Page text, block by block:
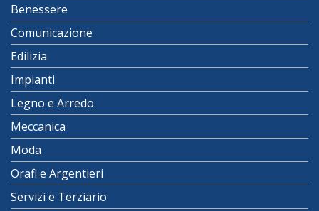
Benessere
Comunicazione
Edilizia
Impianti
Legno e Arredo
Meccanica
Moda
Orafi e Argentieri
Servizi e Terziario